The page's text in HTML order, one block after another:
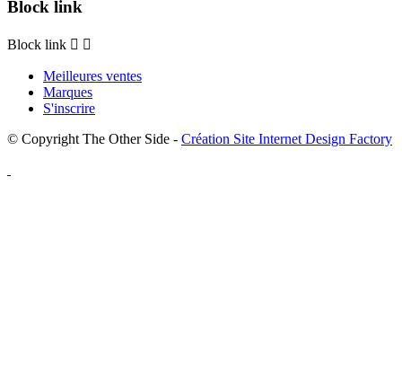
Block link
Block link  
Meilleures ventes
Marques
S'inscrire
© Copyright The Other Side - Création Site Internet Design Factory